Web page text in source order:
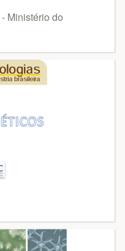
Ministério do